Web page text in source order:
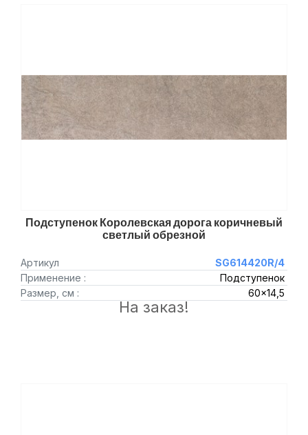
Подступенок Королевская дорога коричневый
светлый обрезной
Артикул
SG614420R/4
Применение :
Подступенок
Размер, см :
60x14,5
На заказ!